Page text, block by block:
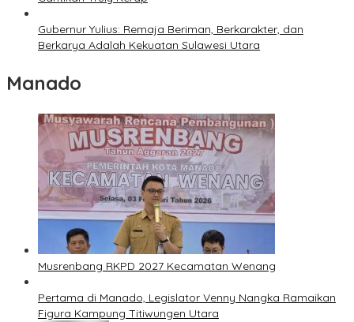
Gubernur Yulius: Remaja Beriman, Berkarakter, dan
Berkarya Adalah Kekuatan Sulawesi Utara
Manado
Musrenbang RKPD 2027 Kecamatan Wenang
Pertama di Manado, Legislator Venny Nangka Ramaikan
Figura Kampung Titiwungen Utara